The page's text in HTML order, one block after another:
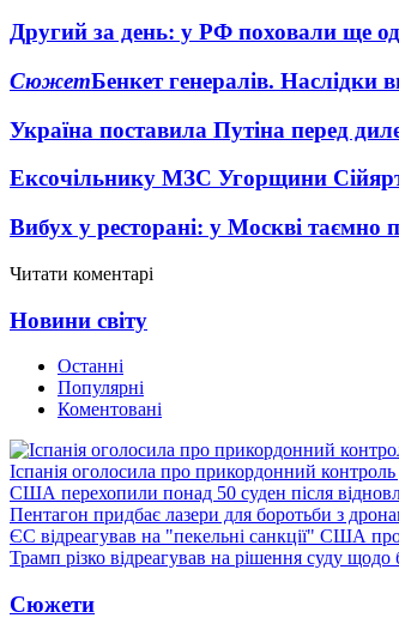
Другий за день: у РФ поховали ще
СюжетБенкет генералів. Наслідки
Україна поставила Путіна перед
Ексочільнику МЗС Угорщини
Вибух у ресторані: у Москві таємно
Читати коментарі
Новини світу
Останні
Популярні
Коментовані
Іспанія оголосила про прикордонний контроль
США перехопили понад 50 суден після
Пентагон придбає лазери для боротьби з
ЄС відреагував на "пекельні санкції" США
Трамп різко відреагував на рішення суду щодо
Сюжети